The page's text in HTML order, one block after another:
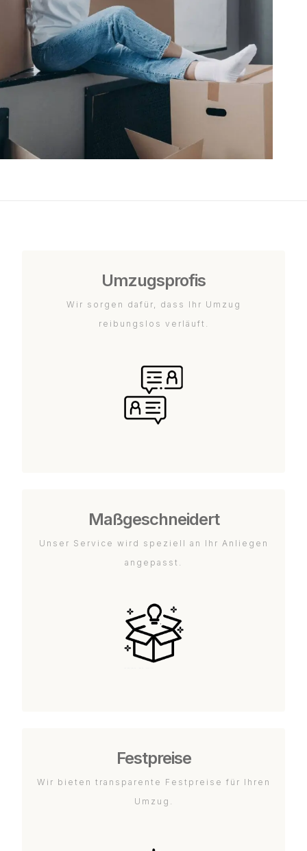
Umzugsprofis
Wir sorgen dafür, dass Ihr Umzug
reibungslos verläuft.
Maßgeschneidert
Unser Service wird speziell an Ihr Anliegen
angepasst.
Festpreise
Wir bieten transparente Festpreise für Ihren
Umzug.